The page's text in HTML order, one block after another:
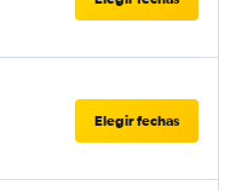
Elegir fechas